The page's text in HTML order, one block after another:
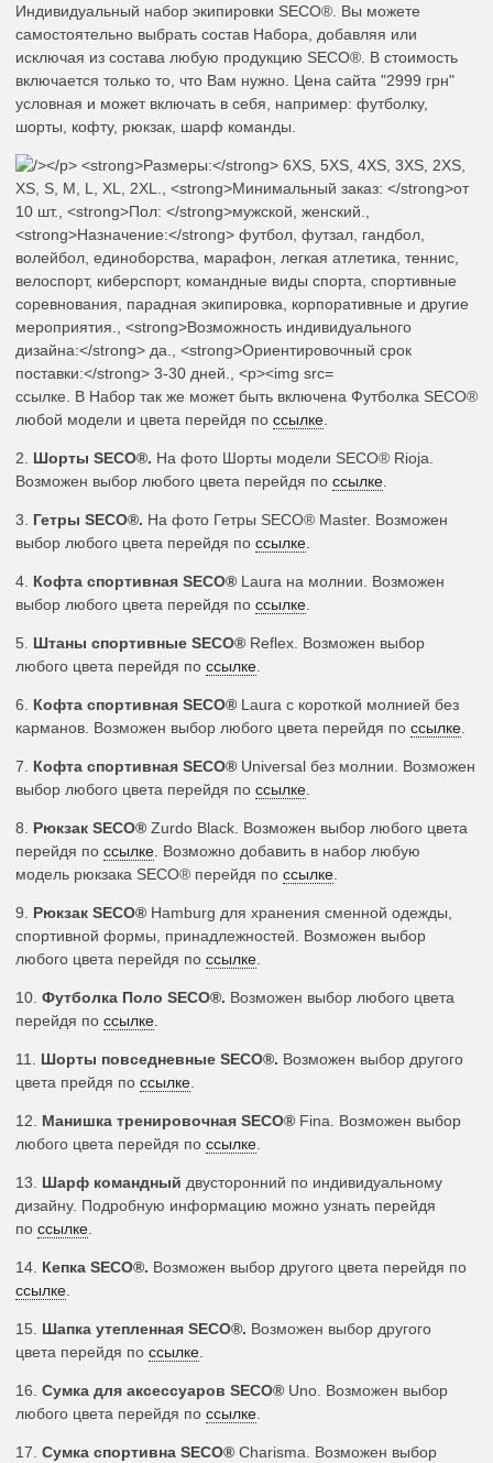
Индивидуальный набор экипировки SECO®. Вы можете
самостоятельно выбрать состав Набора, добавляя или
исключая из состава любую продукцию SECO®. В стоимость
включается только то, что Вам нужно. Цена сайта "2999 грн"
условная и может включать в себя, например: футболку,
шорты, кофту, рюкзак, шарф команды.
ссылке. В Набор так же может быть включена Футболка SECO®
любой модели и цвета перейдя по ссылке.
2. Шорты SECO®. На фото Шорты модели SECO® Rioja.
Возможен выбор любого цвета перейдя по ссылке.
3. Гетры SECO®. На фото Гетры SECO® Master. Возможен
выбор любого цвета перейдя по ссылке.
4. Кофта спортивная SECO® Laura на молнии. Возможен
выбор любого цвета перейдя по ссылке.
5. Штаны спортивные SECO® Reflex. Возможен выбор
любого цвета перейдя по ссылке.
6. Кофта спортивная SECO® Laura с короткой молнией без
карманов. Возможен выбор любого цвета перейдя по ссылке.
7. Кофта спортивная SECO® Universal без молнии. Возможен
выбор любого цвета перейдя по ссылке.
8. Рюкзак SECO® Zurdo Black. Возможен выбор любого цвета
перейдя по ссылке. Возможно добавить в набор любую
модель рюкзака SECO® перейдя по ссылке.
9. Рюкзак SECO® Hamburg для хранения сменной одежды,
спортивной формы, принадлежностей. Возможен выбор
любого цвета перейдя по ссылке.
10. Футболка Поло SECO®. Возможен выбор любого цвета
перейдя по ссылке.
11. Шорты повседневные SECO®. Возможен выбор другого
цвета прейдя по ссылке.
12. Манишка тренировочная SECO® Fina. Возможен выбор
любого цвета перейдя по ссылке.
13. Шарф командный двусторонний по индивидуальному
дизайну. Подробную информацию можно узнать перейдя
по ссылке.
14. Кепка SECO®. Возможен выбор другого цвета перейдя по
ссылке.
15. Шапка утепленная SECO®. Возможен выбор другого
цвета перейдя по ссылке.
16. Сумка для аксессуаров SECO® Uno. Возможен выбор
любого цвета перейдя по ссылке.
17. Сумка спортивна SECO® Charisma. Возможен выбор